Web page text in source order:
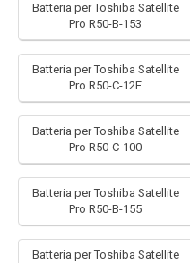
Batteria per Toshiba Satellite
Pro R50-B-153
Batteria per Toshiba Satellite
Pro R50-C-12E
Batteria per Toshiba Satellite
Pro R50-C-100
Batteria per Toshiba Satellite
Pro R50-B-155
Batteria per Toshiba Satellite